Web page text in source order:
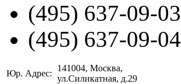
(495) 637-09-03
(495) 637-09-04
Юр. Адрес:
141004, Москва,
ул.Силикатная, д.29